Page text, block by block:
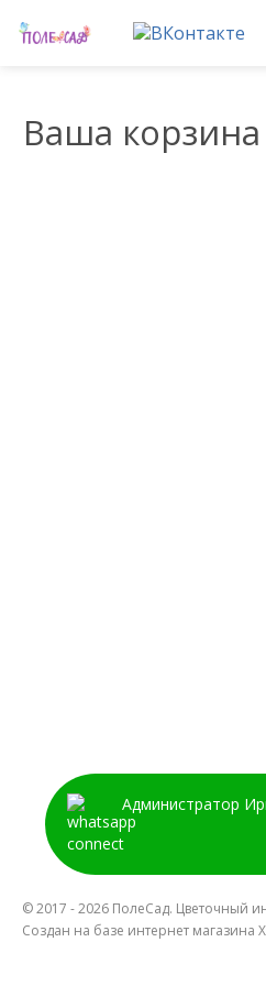
Ваша корзина
Администратор
© 2017 - 2026 ПолеСад. Цветочный
Создан на базе интернет магазина